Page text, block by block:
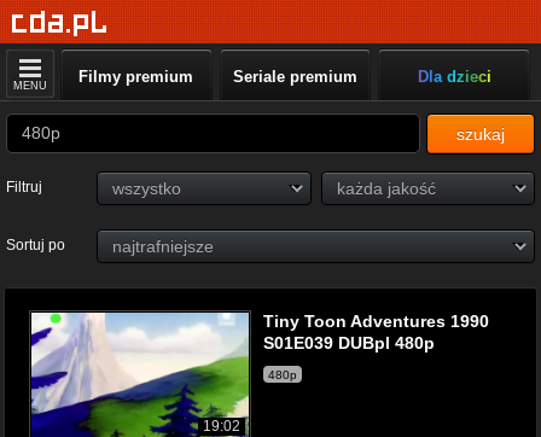
MENU Filmy premium Seriale premium Dla dzieci
szukaj
Filtruj
Sortuj po
19:02
Tiny Toon Adventures 1990
S01E039 DUBpl 480p
480p